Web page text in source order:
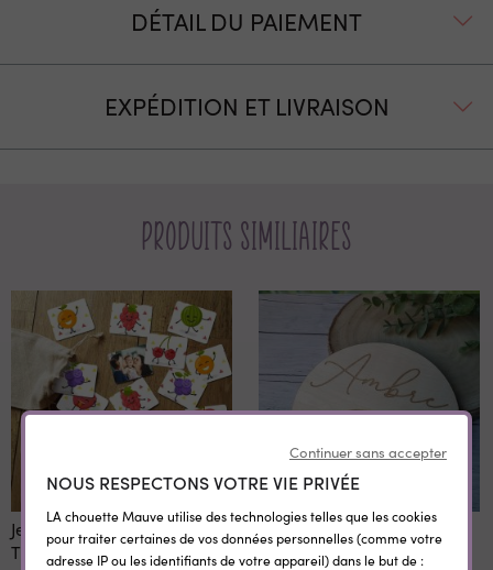
DÉTAIL DU PAIEMENT
EXPÉDITION ET LIVRAISON
Produits similiaires
Jeu de mémoire modèle
Tutti Frutti personnalisé
Plaque en bois bois gravée
Annonce de naissance
Continuer sans accepter
NOUS RESPECTONS VOTRE VIE PRIVÉE
LA chouette Mauve utilise des technologies telles que les cookies
pour traiter certaines de vos données personnelles (comme votre
adresse IP ou les identifiants de votre appareil) dans le but de :